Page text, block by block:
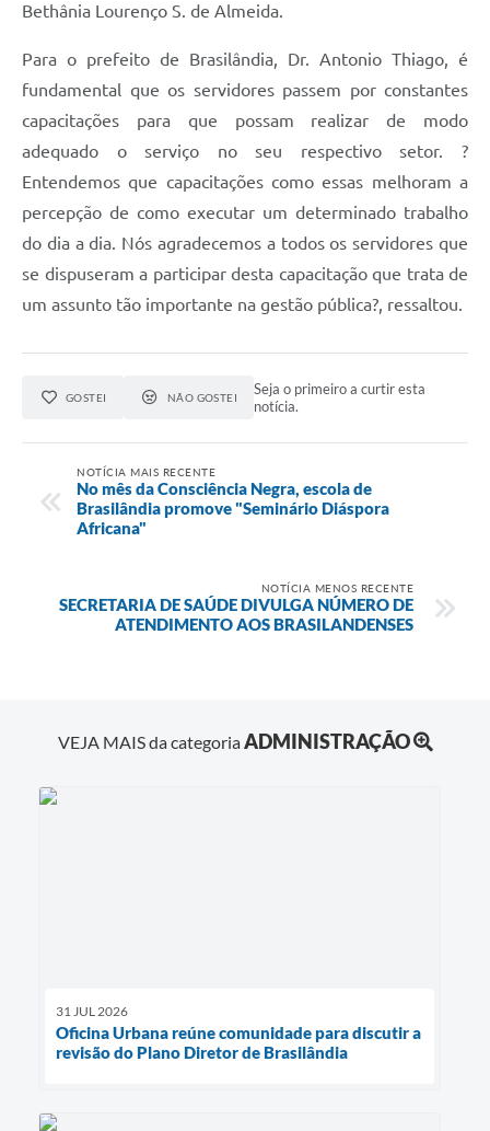
Bethânia Lourenço S. de Almeida.
Para o prefeito de Brasilândia, Dr. Antonio Thiago, é
fundamental que os servidores passem por constantes
capacitações para que possam realizar de modo
adequado o serviço no seu respectivo setor. ?
Entendemos que capacitações como essas melhoram a
percepção de como executar um determinado trabalho
do dia a dia. Nós agradecemos a todos os servidores que
se dispuseram a participar desta capacitação que trata de
um assunto tão importante na gestão pública?, ressaltou.
GOSTEI NÃO GOSTEI
Seja o primeiro a curtir esta
notícia.
NOTÍCIA MAIS RECENTE
No mês da Consciência Negra, escola de
Brasilândia promove "Seminário Diáspora
Africana"
NOTÍCIA MENOS RECENTE
SECRETARIA DE SAÚDE DIVULGA NÚMERO DE
ATENDIMENTO AOS BRASILANDENSES
VEJA MAIS da categoriaADMINISTRAÇÃO
31 JUL 2026
Oficina Urbana reúne comunidade para discutir a
revisão do Plano Diretor de Brasilândia